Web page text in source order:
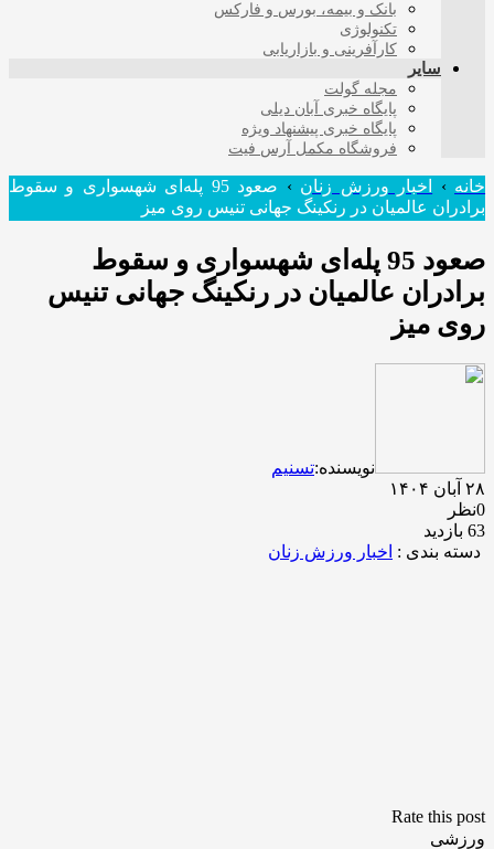
بانک و بیمه، بورس و فارکس
تکنولوژی
کارآفرینی و بازاریابی
سایر
مجله گولت
پایگاه خبری آبان دیلی
پایگاه خبری پیشنهاد ویژه
فروشگاه مکمل آرس فیت
خانه › اخبار ورزش زنان ›
صعود 95 پله‌ای شهسواری و سقوط
برادران عالمیان در رنکینگ جهانی تنیس روی میز
صعود 95 پله‌ای شهسواری و سقوط
برادران عالمیان در رنکینگ جهانی تنیس
روی میز
نویسنده:تسنیم
۲۸ آبان ۱۴۰۴
0نظر
63 بازدید
دسته بندی : اخبار ورزش زنان
Rate this post
ورزشی